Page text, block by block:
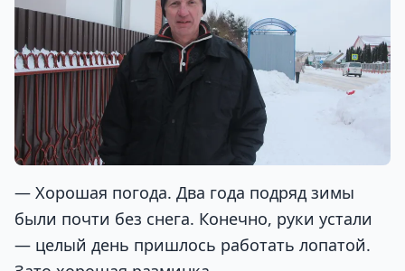
— Хорошая погода. Два года подряд зимы
были почти без снега. Конечно, руки устали
— целый день пришлось работать лопатой.